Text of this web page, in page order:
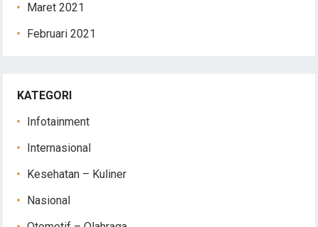
Maret 2021
Februari 2021
KATEGORI
Infotainment
Internasional
Kesehatan – Kuliner
Nasional